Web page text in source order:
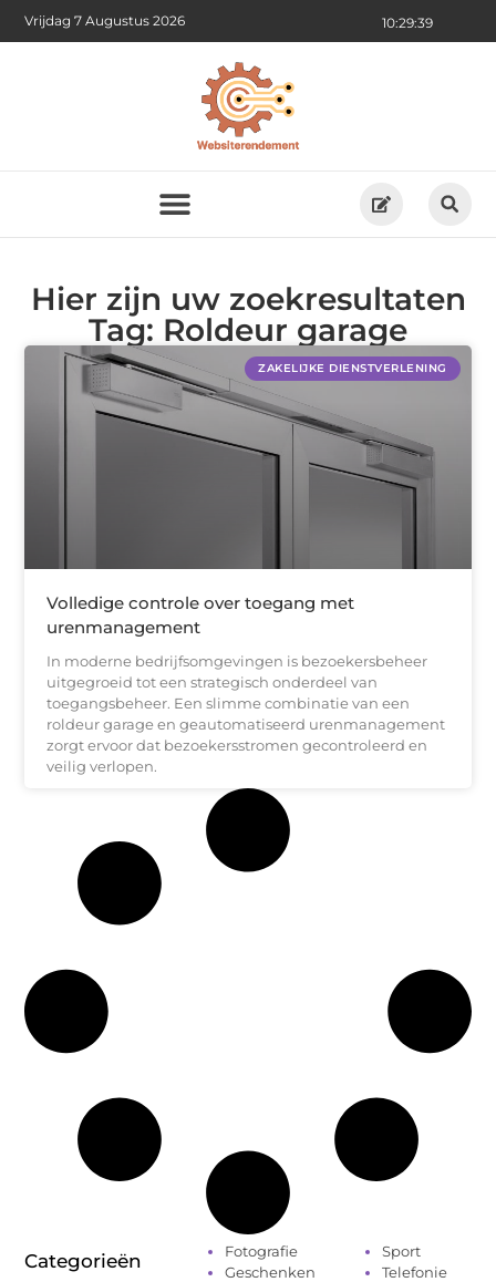
10:29:39
Vrijdag 7 Augustus 2026
Hier zijn uw zoekresultaten
Tag: Roldeur garage
ZAKELIJKE DIENSTVERLENING
Volledige controle over toegang met
urenmanagement
In moderne bedrijfsomgevingen is bezoekersbeheer
uitgegroeid tot een strategisch onderdeel van
toegangsbeheer. Een slimme combinatie van een
roldeur garage en geautomatiseerd urenmanagement
zorgt ervoor dat bezoekersstromen gecontroleerd en
veilig verlopen.
Categorieën
Fotografie
Geschenken
Sport
Telefonie